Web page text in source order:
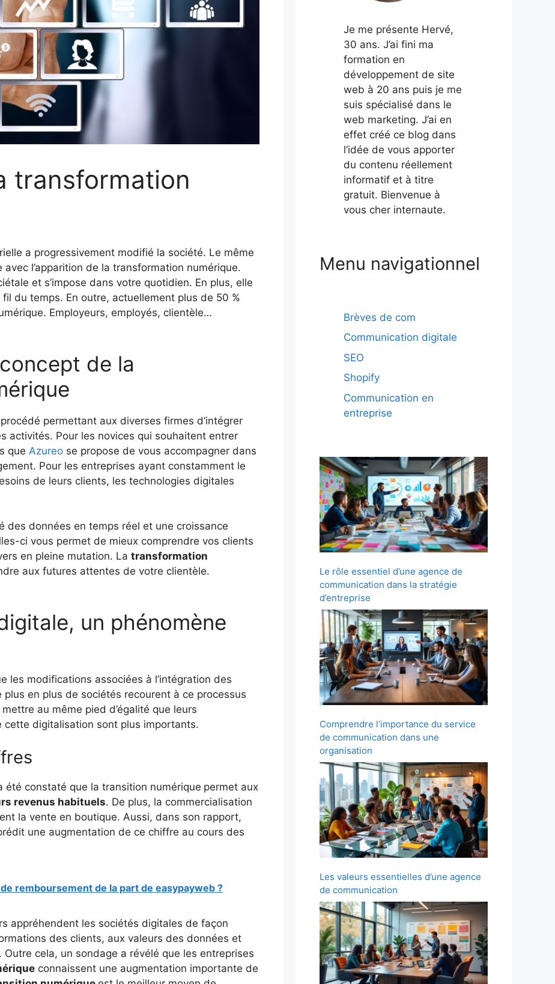
transformation
a progressivement modifié la société. Le même
l’apparition de la transformation numérique.
et s’impose dans votre quotidien. En plus, elle
du temps. En outre, actuellement plus de 50 %
Employeurs, employés, clientèle…
de la
permettant aux diverses firmes d’intégrer
activités. Pour les novices qui souhaitent entrer
que Azureo se propose de vous accompagner dans
Pour les entreprises ayant constamment le
de leurs clients, les technologies digitales
des données en temps réel et une croissance
ci vous permet de mieux comprendre vos clients
en pleine mutation. La transformation
aux futures attentes de votre clientèle.
un phénomène
les modifications associées à l’intégration des
en plus de sociétés recourent à ce processus
au même pied d’égalité que leurs
cette digitalisation sont plus importants.
été constaté que la transition numérique permet aux
revenus habituels. De plus, la commercialisation
la vente en boutique. Aussi, dans son rapport,
une augmentation de ce chiffre au cours des
remboursement de la part de easypayweb ?
appréhendent les sociétés digitales de façon
des clients, aux valeurs des données et
cela, un sondage a révélé que les entreprises
connaissent une augmentation importante de
Je me présente Hervé,
30 ans. J’ai fini ma
formation en
développement de site
web à 20 ans puis je me
suis spécialisé dans le
web marketing. J’ai en
effet créé ce blog dans
l’idée de vous apporter
du contenu réellement
informatif et à titre
gratuit. Bienvenue à
vous cher internaute.
Menu navigationnel
Brèves de com
Communication digitale
SEO
Shopify
Communication en
entreprise
Le rôle essentiel d’une agence de
communication dans la stratégie
d’entreprise
Comprendre l’importance du service
de communication dans une
organisation
Les valeurs essentielles d’une agence
de communication